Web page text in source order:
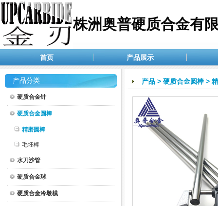
株洲奥普硬质合金有
首页 产品展示
产品分类
硬质合金针
硬质合金圆棒
精磨圆棒
毛坯棒
水刀沙管
硬质合金球
硬质合金冷墩模
产品 > 硬质合金圆棒 >